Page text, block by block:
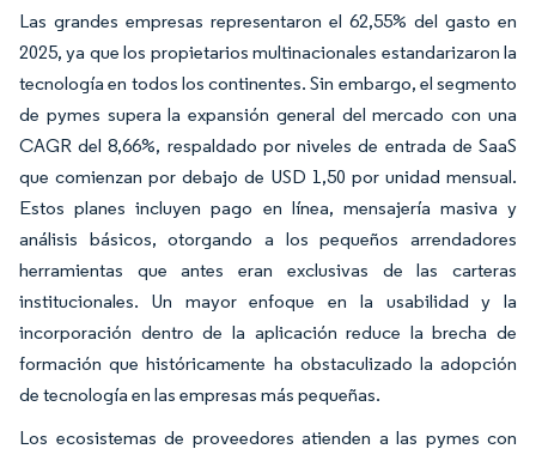
Las grandes empresas representaron el 62,55% del gasto en
2025, ya que los propietarios multinacionales estandarizaron la
tecnología en todos los continentes. Sin embargo, el segmento
de pymes supera la expansión general del mercado con una
CAGR del 8,66%, respaldado por niveles de entrada de SaaS
que comienzan por debajo de USD 1,50 por unidad mensual.
Estos planes incluyen pago en línea, mensajería masiva y
análisis básicos, otorgando a los pequeños arrendadores
herramientas que antes eran exclusivas de las carteras
institucionales. Un mayor enfoque en la usabilidad y la
incorporación dentro de la aplicación reduce la brecha de
formación que históricamente ha obstaculizado la adopción
de tecnología en las empresas más pequeñas.
Los ecosistemas de proveedores atienden a las pymes con